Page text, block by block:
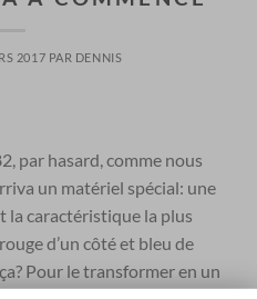
2017 PAR DENNIS
par hasard, comme nous
un matériel spécial: une
la caractéristique la plus
d’un côté et bleu de
Pour le transformer en un